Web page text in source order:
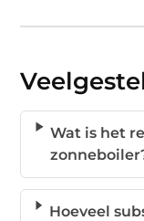
Wat is het
Hoeveel